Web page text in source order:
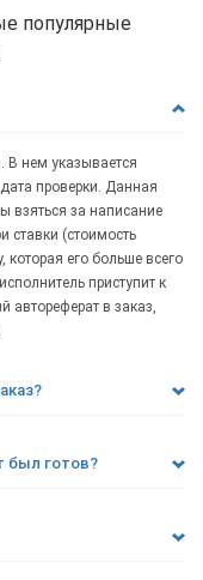
популярные
В нем указывается
проверки. Данная
взяться за написание
ставки (стоимость
которая его больше всего
приступит к
автореферат в заказ,
был готов?